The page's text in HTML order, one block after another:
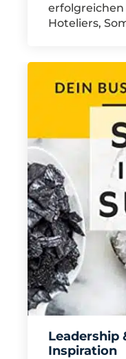
erfolgreichen
Hoteliers,
Leadership
Inspiration